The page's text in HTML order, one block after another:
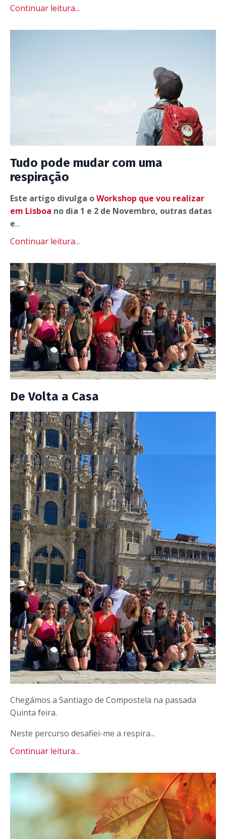
Continuar leitura...
Tudo pode mudar com uma
respiração
Este artigo divulga oWorkshop que vou realizar
em Lisboa no dia 1 e 2 de Novembro, outras datas
e...
Continuar leitura...
De Volta a Casa
Chegámos a Santiago de Compostela na passada
Quinta feira.
Neste percurso desafiei-me a respira...
Continuar leitura...